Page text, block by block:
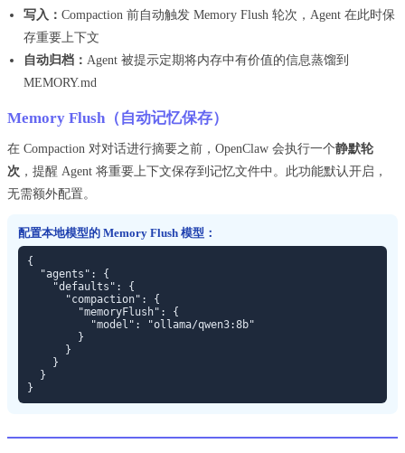
写入： Compaction 前自动触发 Memory Flush 轮次，Agent 在此时保
存重要上下文
自动归档： Agent 被提示定期将内存中有价值的信息蒸馏到
MEMORY.md
Memory Flush（自动记忆保存）
在 Compaction 对对话进行摘要之前，OpenClaw 会执行一个静默轮
次 ，提醒 Agent 将重要上下文保存到记忆文件中。此功能默认开启，
无需额外配置。
配置本地模型的 Memory Flush 模型：
{
  "agents": {
    "defaults": {
      "compaction": {
        "memoryFlush": {
          "model": "ollama/qwen3:8b"
        }
      }
    }
  }
}